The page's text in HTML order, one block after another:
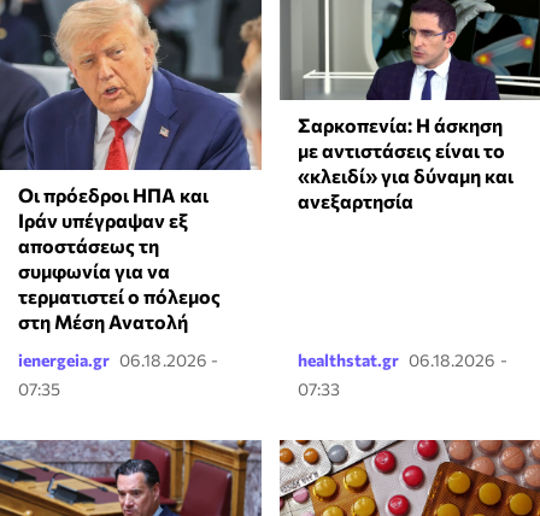
Οι πρόεδροι ΗΠΑ και
Ιράν υπέγραψαν εξ
αποστάσεως τη
συμφωνία για να
τερματιστεί ο πόλεμος
στη Μέση Ανατολή
ienergeia.gr 06.18.2026 -
07:35
Σαρκοπενία: Η άσκηση
με αντιστάσεις είναι το
«κλειδί» για δύναμη και
ανεξαρτησία
healthstat.gr 06.18.2026 -
07:33